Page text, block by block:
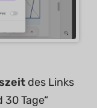
des Links
30 Tage“